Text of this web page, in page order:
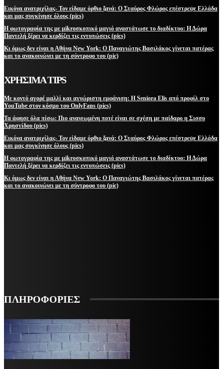
Εικόνα ανατριχίλας- Τον είδαμε όρθιο ξανά: Ο Σταύρος Φλώρος επέστρεψε Ελλάδα
και μας συγκίνησε όλους (pics)
Η φωτογραφία της με μikroσκοπικό μαγιό αναστάτωσε το διαδίκτυο: Η Δώρα
Παντελή ξέρει να κερδίζει τις εντυπώσεις (pics)
Κι όμως δεν είναι η Αθήνα New York: Ο Παναγιώτης Βασιλάκος γίνεται πατέρας
και το ανακοινώνει με τη σύντροφο του (pic)
ΧΡΗΣΙΜΑ TIPS
Με κοντό αγορέ μαλλί και αγνώριστη εμφάνιση: Η Seniora Elis από προφίλ στο
YouTube στον κόσμο του OnlyFans (pics)
Τα άφησε όλα πίσω: Πιο ανανεωμένη ποτέ είναι σε σχέση με παίδαρο η Σισσυ
Χρηστίδου (pics)
Εικόνα ανατριχίλας- Τον είδαμε όρθιο ξανά: Ο Σταύρος Φλώρος επέστρεψε Ελλάδα
και μας συγκίνησε όλους (pics)
Η φωτογραφία της με μikroσκοπικό μαγιό αναστάτωσε το διαδίκτυο: Η Δώρα
Παντελή ξέρει να κερδίζει τις εντυπώσεις (pics)
Κι όμως δεν είναι η Αθήνα New York: Ο Παναγιώτης Βασιλάκος γίνεται πατέρας
και το ανακοινώνει με τη σύντροφο του (pic)
ΠΛΗΡΟΦΟΡΙΕΣ
VARiEMAi
OFFICIAL